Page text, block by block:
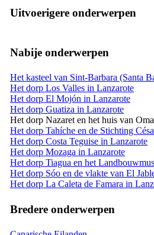
Uitvoerigere onderwerpen
Nabije onderwerpen
Het kasteel van Sint-Barbara (Santa
Het dorp Los Valles in Lanzarote
Het dorp El Mojón in Lanzarote
Het dorp Guatiza in Lanzarote
Het dorp Nazaret en het huis van
Het dorp Tahíche en de Stichting
Het dorp Costa Teguise in Lanzarote
Het dorp Mozaga in Lanzarote
Het dorp Tiagua en het
Het dorp Sóo en de vlakte van El
Het dorp La Caleta de Famara in
Bredere onderwerpen